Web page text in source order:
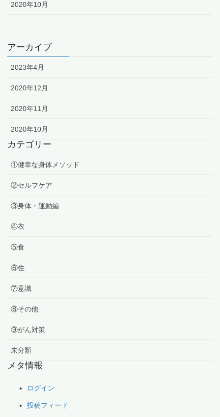
2020年10月
アーカイブ
2023年4月
2020年12月
2020年11月
2020年10月
カテゴリー
①健幸な身体メソッド
②セルフケア
③身体・運動編
④衣
⑤食
⑥住
⑦意識
⑧その他
⑨がん対策
未分類
メタ情報
ログイン
投稿フィード